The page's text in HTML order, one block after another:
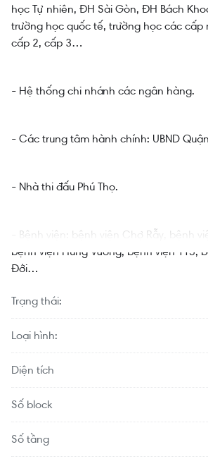
học Tự nhiên, ĐH Sài Gòn, ĐH Bách
trường học quốc tế, trường học các cấp
cấp 2, cấp 3…
- Hệ thống chi nhánh các ngân hàng.
- Các trung tâm hành chính: UBND
- Nhà thi đấu Phú Thọ.
- Bệnh viện: bệnh viện Chợ Rẫy, bệnh
bệnh viện Hùng Vương, bệnh viện 115,
Đới…
Trạng thái:
Loại hình:
Diện tích
Số block
Số tầng